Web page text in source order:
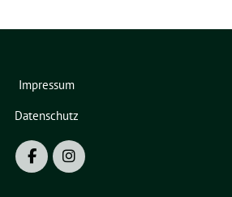
Impressum
Datenschutz